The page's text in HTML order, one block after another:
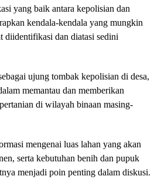
yang baik antara kepolisian dan
kendala-kendala yang mungkin
diidentifikasi dan diatasi sedini
ujung tombak kepolisian di desa,
memantau dan memberikan
di wilayah binaan masing-
mengenai luas lahan yang akan
serta kebutuhan benih dan pupuk
menjadi poin penting dalam diskusi.